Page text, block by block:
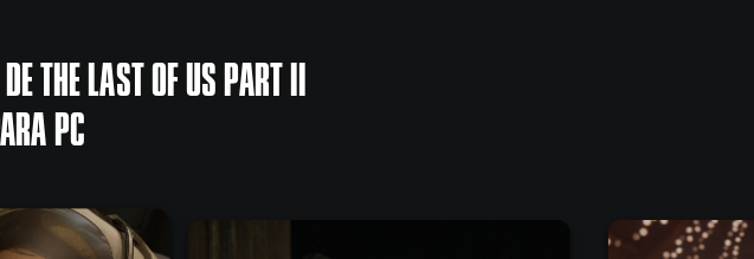
THE LAST OF US PART II
PC